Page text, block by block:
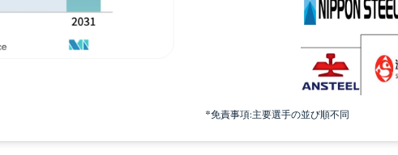
*免責事項:主要選手の並び順不同